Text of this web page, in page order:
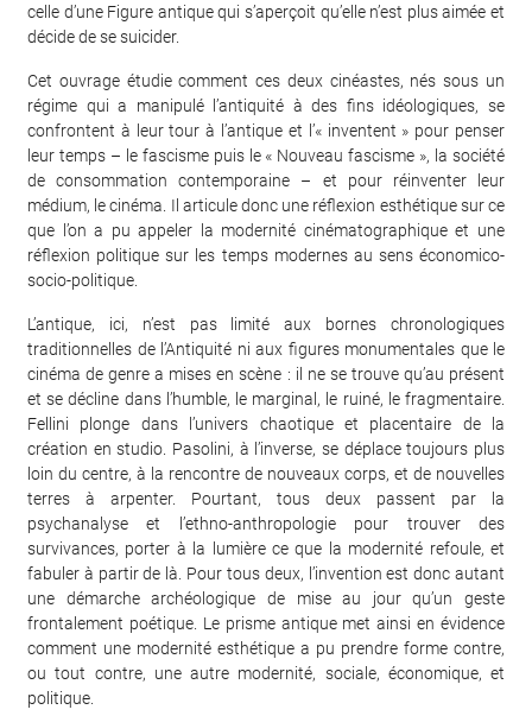
celle d’une Figure antique qui s’aperçoit qu’elle n’est plus aimée et
décide de se suicider.
Cet ouvrage étudie comment ces deux cinéastes, nés sous un
régime qui a manipulé l’antiquité à des fins idéologiques, se
confrontent à leur tour à l’antique et l’« inventent » pour penser
leur temps – le fascisme puis le « Nouveau fascisme », la société
de consommation contemporaine – et pour réinventer leur
médium, le cinéma. Il articule donc une réflexion esthétique sur ce
que l’on a pu appeler la modernité cinématographique et une
réflexion politique sur les temps modernes au sens économico-
socio-politique.
L’antique, ici, n’est pas limité aux bornes chronologiques
traditionnelles de l’Antiquité ni aux figures monumentales que le
cinéma de genre a mises en scène : il ne se trouve qu’au présent
et se décline dans l’humble, le marginal, le ruiné, le fragmentaire.
Fellini plonge dans l’univers chaotique et placentaire de la
création en studio. Pasolini, à l’inverse, se déplace toujours plus
loin du centre, à la rencontre de nouveaux corps, et de nouvelles
terres à arpenter. Pourtant, tous deux passent par la
psychanalyse et l’ethno-anthropologie pour trouver des
survivances, porter à la lumière ce que la modernité refoule, et
fabuler à partir de là. Pour tous deux, l’invention est donc autant
une démarche archéologique de mise au jour qu’un geste
frontalement poétique. Le prisme antique met ainsi en évidence
comment une modernité esthétique a pu prendre forme contre,
ou tout contre, une autre modernité, sociale, économique, et
politique.